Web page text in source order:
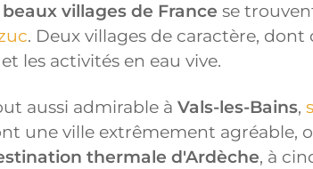
villages de France se
. Deux villages de caractère,
les activités en eau vive.
aussi admirable à Vals-les-Bains,
une ville extrêmement agréable,
thermale d'Ardèche, à